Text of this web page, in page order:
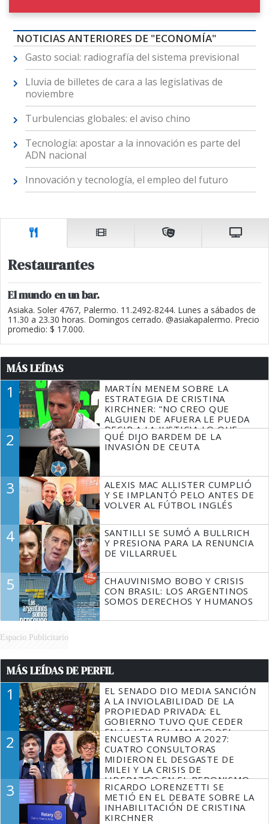
NOTICIAS ANTERIORES DE "ECONOMÍA"
Gasto social: radiografía del sistema previsional
Lluvia de billetes de cara a las legislativas de
noviembre
Turbulencias globales: el aviso chino
Tecnología: apostar a la innovación es parte del
ADN nacional
Innovación y tecnología, el empleo del futuro
Restaurantes
El mundo en un bar.
Asiaka. Soler 4767, Palermo. 11.2492-8244. Lunes a sábados de
11.30 a 23.30 horas. Domingos cerrado. @asiakapalermo. Precio
promedio: $ 17.000.
MÁS LEÍDAS
1
MARTÍN MENEM SOBRE LA
ESTRATEGIA DE CRISTINA
KIRCHNER: "NO CREO QUE
ALGUIEN DE AFUERA LE PUEDA
DECIR A LA JUSTICIA LO QUE
TIENE QUE HACER"
2
QUÉ DIJO BARDEM DE LA
INVASIÓN DE CEUTA
3
ALEXIS MAC ALLISTER CUMPLIÓ
Y SE IMPLANTÓ PELO ANTES DE
VOLVER AL FÚTBOL INGLÉS
4
SANTILLI SE SUMÓ A BULLRICH
Y PRESIONA PARA LA RENUNCIA
DE VILLARRUEL
5
CHAUVINISMO BOBO Y CRISIS
CON BRASIL: LOS ARGENTINOS
SOMOS DERECHOS Y HUMANOS
Espacio Publicitario
MÁS LEÍDAS DE PERFIL
1
EL SENADO DIO MEDIA SANCIÓN
A LA INVIOLABILIDAD DE LA
PROPIEDAD PRIVADA: EL
GOBIERNO TUVO QUE CEDER
EN LA LEY DEL MANEJO DEL
FUEGO
2
ENCUESTA RUMBO A 2027:
CUATRO CONSULTORAS
MIDIERON EL DESGASTE DE
MILEI Y LA CRISIS DE
LIDERAZGO EN EL PERONISMO
3
RICARDO LORENZETTI SE
METIÓ EN EL DEBATE SOBRE LA
INHABILITACIÓN DE CRISTINA
KIRCHNER